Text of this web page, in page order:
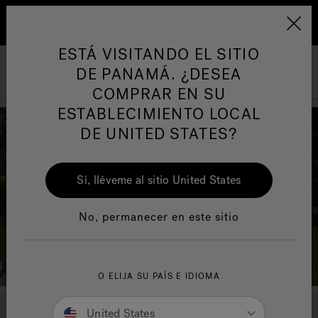
Jacuzzi&reg; Latin
Responsabilidad Social
HIDROMASAJE
ESTÁ VISITANDO EL SITIO
DE PANAMÁ. ¿DESEA
COMPRAR EN SU
ESTABLECIMIENTO LOCAL
DE UNITED STATES?
Sí, lléveme al sitio United States
No, permanecer en este sitio
O ELIJA SU PAÍS E IDIOMA
United States